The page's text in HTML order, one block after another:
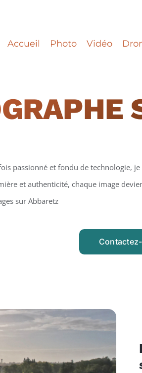
Accueil Photo Vidéo
passionné et fondu de technologie,
et authenticité, chaque image
sur Abbaretz